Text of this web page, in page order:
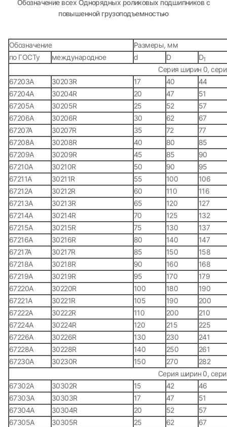
Обозначение всех Однорядных роликовых подшипников c
повышенной грузоподъемностью
Обозначение
Размеры, мм
по ГОСТу
международное d D D1
Серия ширин 0,
67203А
30203R 17 40
44
67204А
30204R 20 47
51
67205А
30205R 25 52
57
67206А
30206R 30 62
67
67207А
30207R 35 72
77
67208А
30208R 40 80
85
67209А
30209R 45 85
90
67210А
30210R 50 90
95
67211А
30211R 55 100
106
67212А
30212R 60 110
116
67213А
30213R 65 120
127
67214А
30214R 70 125
132
67215А
30215R 75 130
137
67216А
30216R 80 140
147
67217А
30217R 85 150
158
67218А
30218R 90 160
168
67219А
30219R 95 170
179
67220А
30220R 100 180
190
67221А
30221R 105 190
200
67222А
30222R 110 200
210
67224А
30224R 120 215
225
67226А
30226R 130 230
241
67228А
30228R 140 250
261
67230А
30230R 150 270
282
Серия ширин 0,
67302А
30302R 15 42
46
67303А
30303R 17 47
51
67304А
30304R 20 52
57
67305А
30305R 25 62
67